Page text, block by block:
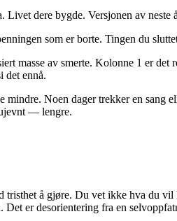
Livet dere bygde. Versjonen av neste
som er borte. Tingen du
masse av smerte. Kolonne 1 er
det ennå.
mindre. Noen dager trekker en
— lengre.
tristhet å gjøre. Du vet ikke hva du
er desorientering fra en